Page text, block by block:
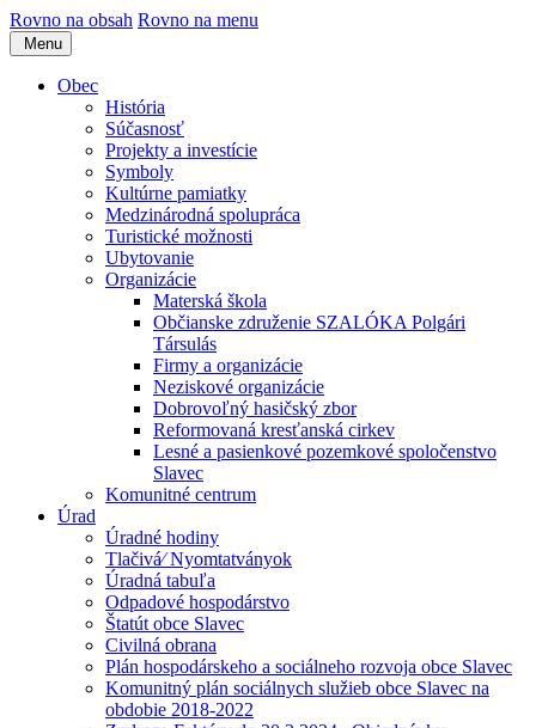
Rovno na obsah Rovno na menu
Menu
Obec
História
Súčasnosť
Projekty a investície
Symboly
Kultúrne pamiatky
Medzinárodná spolupráca
Turistické možnosti
Ubytovanie
Organizácie
Materská škola
Občianske združenie SZALÓKA Polgári
Társulás
Firmy a organizácie
Neziskové organizácie
Dobrovoľný hasičský zbor
Reformovaná kresťanská cirkev
Lesné a pasienkové pozemkové spoločenstvo
Slavec
Komunitné centrum
Úrad
Úradné hodiny
Tlačivá⁄ Nyomtatványok
Úradná tabuľa
Odpadové hospodárstvo
Štatút obce Slavec
Civilná obrana
Plán hospodárskeho a sociálneho rozvoja obce Slavec
Komunitný plán sociálnych služieb obce Slavec na
obdobie 2018-2022